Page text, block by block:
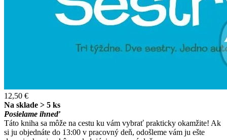
12,50 €
Na sklade > 5 ks
Posielame ihneď
Táto kniha sa môže na cestu ku vám vybrať prakticky okamžite! Ak
si ju objednáte do 13:00 v pracovný deň, odošleme vám ju ešte